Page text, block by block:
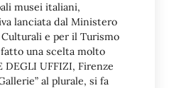
musei italiani,
lanciata dal Ministero
e per il Turismo
una scelta molto
DEGLI UFFIZI, Firenze
al plurale, si fa